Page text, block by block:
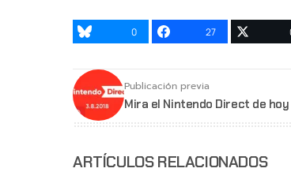
0 27
Publicación previa
Mira el Nintendo Direct de
ARTÍCULOS RELACIONADOS